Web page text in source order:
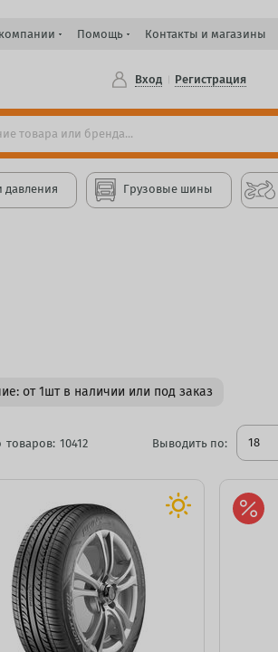
Помощь Контакты и магазины
Вход Регистрация
давления Грузовые шины
от 1шт в наличии или под заказ
товаров: 10412 Выводить по: 18